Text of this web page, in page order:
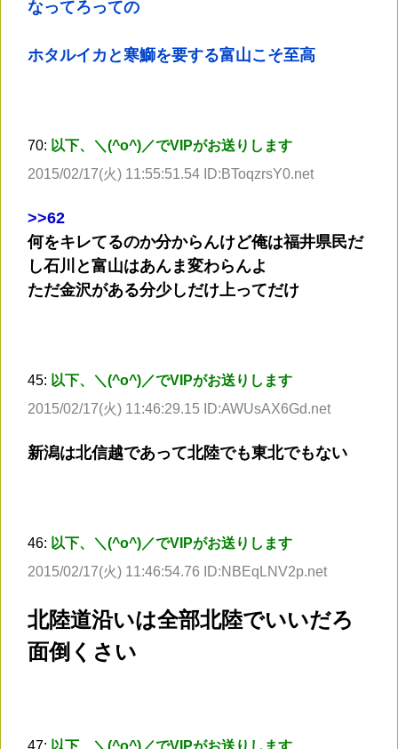
なってろっての
ホタルイカと寒鰤を要する富山こそ至高
70: 以下、＼(^o^)／でVIPがお送りします
2015/02/17(火) 11:55:51.54 ID:BToqzrsY0.net
>>62
何をキレてるのか分からんけど俺は福井県民だ
し石川と富山はあんま変わらんよ
ただ金沢がある分少しだけ上ってだけ
45: 以下、＼(^o^)／でVIPがお送りします
2015/02/17(火) 11:46:29.15 ID:AWUsAX6Gd.net
新潟は北信越であって北陸でも東北でもない
46: 以下、＼(^o^)／でVIPがお送りします
2015/02/17(火) 11:46:54.76 ID:NBEqLNV2p.net
北陸道沿いは全部北陸でいいだろ
面倒くさい
47: 以下、＼(^o^)／でVIPがお送りします